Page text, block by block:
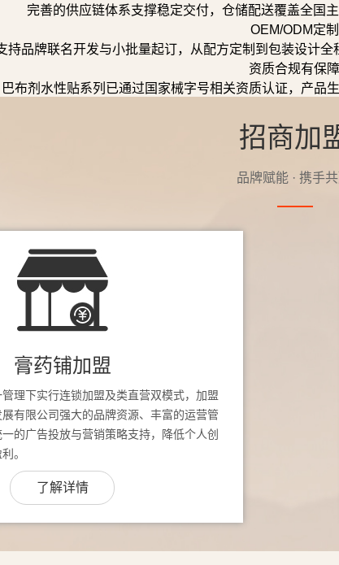
完善的供应链体系支撑稳定交付，仓储配送覆盖全国
OEM/ODM定制
持品牌联名开发与小批量起订，从配方定制到包装设计全
资质合规有保障
巴布剂水性贴系列已通过国家械字号相关资质认证，产品
招商加
品牌赋能 · 携手
膏药铺加盟
理下实行连锁加盟及类直营双模式，加盟
有限公司强大的品牌资源、丰富的运营管
的广告投放与营销策略支持，降低个人创
。
了解详情